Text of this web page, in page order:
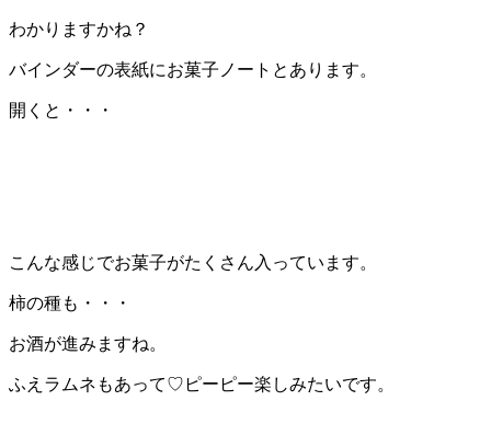
わかりますかね？
バインダーの表紙にお菓子ノートとあります。
開くと・・・
こんな感じでお菓子がたくさん入っています。
柿の種も・・・
お酒が進みますね。
ふえラムネもあって♡ピーピー楽しみたいです。